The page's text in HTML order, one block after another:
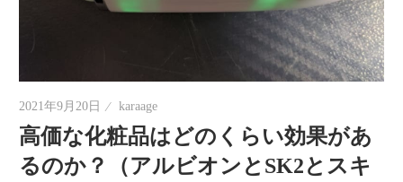
を
世
界
2021年9月20日 karaage
高価な化粧品はどのくらい効果があ
るのか？（アルビオンとSK2とスキ